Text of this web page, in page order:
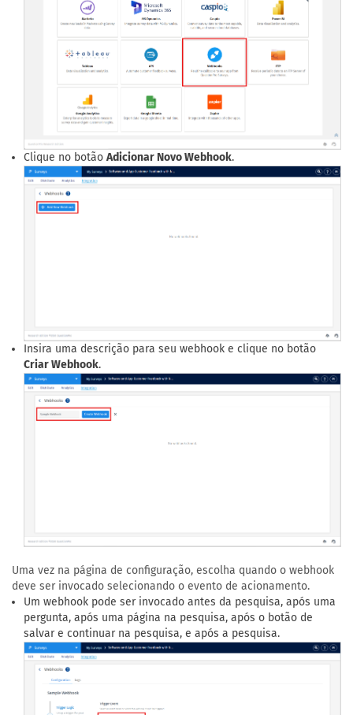
Clique no botão Adicionar Novo Webhook.
Insira uma descrição para seu webhook e clique no botão
Criar Webhook.
Uma vez na página de configuração, escolha quando o webhook
deve ser invocado selecionando o evento de acionamento.
Um webhook pode ser invocado antes da pesquisa, após uma
pergunta, após uma página na pesquisa, após o botão de
salvar e continuar na pesquisa, e após a pesquisa.